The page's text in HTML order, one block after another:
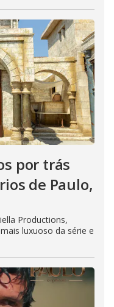
por trás
de Paulo,
Productions,
luxuoso da série e